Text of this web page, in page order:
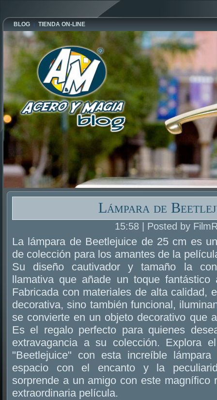
BLOG TIENDA ON-LINE
Lámpara de
15:58 | Posted by
La lámpara de Beetlejuice de 25 cm es
de colección para los amantes de la
Su diseño cautivador y tamaño la
llamativa que añade un toque
Fabricada con materiales de alta calidad,
decorativa, sino también funcional,
se convierte en un objeto decorativo que
Es el regalo perfecto para quienes
extravagancia a su colección. Explora
"Beetlejuice" con esta increíble
espacio con el encanto y la
sorprende a un amigo con este magnífico
extraordinaria película.